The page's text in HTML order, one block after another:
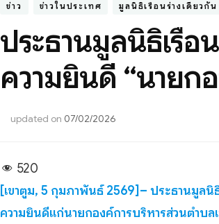
ข่าว ข่าวในประเทศ มูลนิธิเรือนร่างเดียวกัน
ประธานมูลนิธิเรือ
ความยินดี “นายก
updated on 07/02/2026
520
[เขาตูม, 5 กุมภาพันธ์ 2569]– ประธานมูลนิ
ความยินดีแก่นายกองค์การบริหารส่วนตำบ